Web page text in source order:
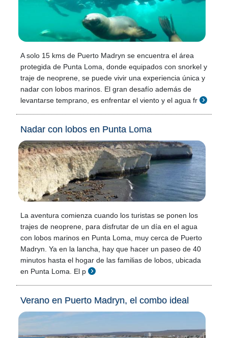
A solo 15 kms de Puerto Madryn se encuentra el área
protegida de Punta Loma, donde equipados con snorkel y
traje de neoprene, se puede vivir una experiencia única y
nadar con lobos marinos. El gran desafío además de
levantarse temprano, es enfrentar el viento y el agua fr
Nadar con lobos en Punta Loma
La aventura comienza cuando los turistas se ponen los
trajes de neoprene, para disfrutar de un día en el agua
con lobos marinos en Punta Loma, muy cerca de Puerto
Madryn. Ya en la lancha, hay que hacer un paseo de 40
minutos hasta el hogar de las familias de lobos, ubicada
en Punta Loma. El p
Verano en Puerto Madryn, el combo ideal